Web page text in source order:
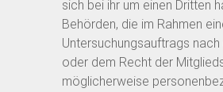
sich bei ihr um einen Dritten
Behörden, die im Rahmen
Untersuchungsauftrags
oder dem Recht der
möglicherweise